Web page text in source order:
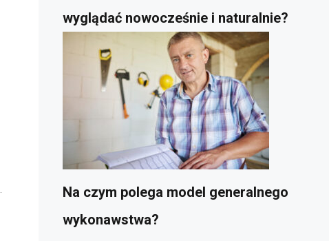
wyglądać nowocześnie i naturalnie?
Na czym polega model generalnego
wykonawstwa?